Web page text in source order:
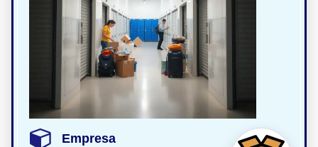
Empresa